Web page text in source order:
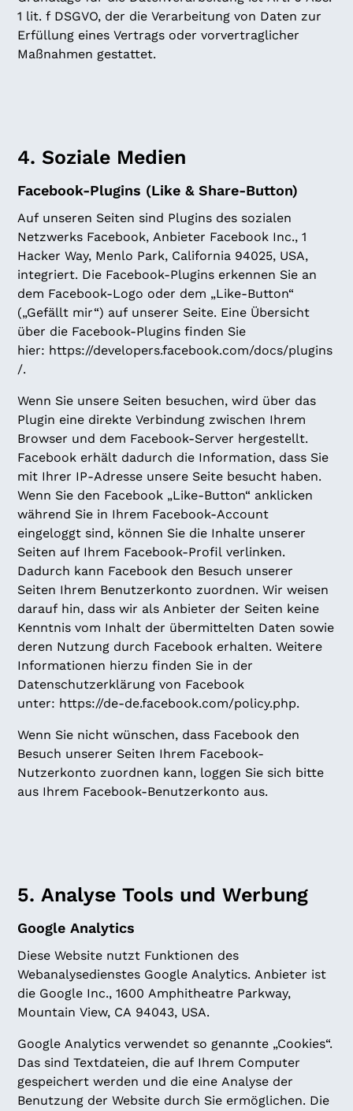
1 lit. f DSGVO, der die Verarbeitung von Daten zur
Erfüllung eines Vertrags oder vorvertraglicher
Maßnahmen gestattet.
4. Soziale Medien
Facebook-Plugins (Like & Share-Button)
Auf unseren Seiten sind Plugins des sozialen
Netzwerks Facebook, Anbieter Facebook Inc., 1
Hacker Way, Menlo Park, California 94025, USA,
integriert. Die Facebook-Plugins erkennen Sie an
dem Facebook-Logo oder dem „Like-Button“
(„Gefällt mir“) auf unserer Seite. Eine Übersicht
über die Facebook-Plugins finden Sie
hier: https://developers.facebook.com/docs/plugins
/.
Wenn Sie unsere Seiten besuchen, wird über das
Plugin eine direkte Verbindung zwischen Ihrem
Browser und dem Facebook-Server hergestellt.
Facebook erhält dadurch die Information, dass Sie
mit Ihrer IP-Adresse unsere Seite besucht haben.
Wenn Sie den Facebook „Like-Button“ anklicken
während Sie in Ihrem Facebook-Account
eingeloggt sind, können Sie die Inhalte unserer
Seiten auf Ihrem Facebook-Profil verlinken.
Dadurch kann Facebook den Besuch unserer
Seiten Ihrem Benutzerkonto zuordnen. Wir weisen
darauf hin, dass wir als Anbieter der Seiten keine
Kenntnis vom Inhalt der übermittelten Daten sowie
deren Nutzung durch Facebook erhalten. Weitere
Informationen hierzu finden Sie in der
Datenschutzerklärung von Facebook
unter: https://de-de.facebook.com/policy.php.
Wenn Sie nicht wünschen, dass Facebook den
Besuch unserer Seiten Ihrem Facebook-
Nutzerkonto zuordnen kann, loggen Sie sich bitte
aus Ihrem Facebook-Benutzerkonto aus.
5. Analyse Tools und Werbung
Google Analytics
Diese Website nutzt Funktionen des
Webanalysedienstes Google Analytics. Anbieter ist
die Google Inc., 1600 Amphitheatre Parkway,
Mountain View, CA 94043, USA.
Google Analytics verwendet so genannte „Cookies“.
Das sind Textdateien, die auf Ihrem Computer
gespeichert werden und die eine Analyse der
Benutzung der Website durch Sie ermöglichen. Die